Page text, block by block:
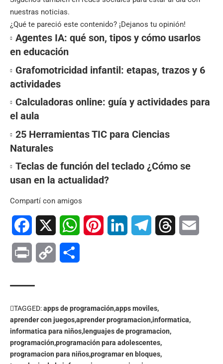
nuestras noticias.
¿Qué te pareció este contenido? ¡Dejanos tu opinión!
Agentes IA: qué son, tipos y cómo usarlos
en educación
Grafomotricidad infantil: etapas, trazos y 6
actividades
Calculadoras online: guía y actividades para
el aula
25 Herramientas TIC para Ciencias
Naturales
Teclas de función del teclado ¿Cómo se
usan en la actualidad?
Compartí con amigos
Facebook WhatsAppPinterest LinkedIn TelegramThreads
Print Copy
TAGGED:apps de programación apps moviles
aprender con juegosaprender programacion informatica
informatica para niños lenguajes de programacion
programación programación para adolescentes
programacion para niñosprogramar en bloques